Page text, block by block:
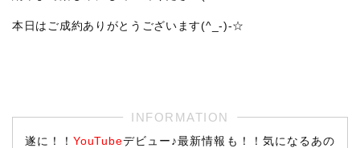
本日はご成約ありがとうございます(^_-)-☆
遂に！！YouTubeデビュー♪最新情報も！！気になるあの